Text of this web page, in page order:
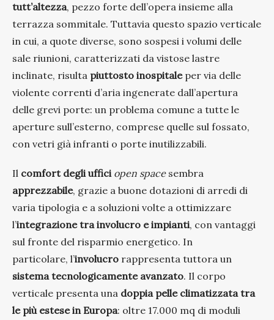
tutt’altezza, pezzo forte dell’opera insieme alla
terrazza sommitale. Tuttavia questo spazio verticale
in cui, a quote diverse, sono sospesi i volumi delle
sale riunioni, caratterizzati da vistose lastre
inclinate, risulta piuttosto inospitaleper via delle
violente correnti d’aria ingenerate dall’apertura
delle grevi porte: un problema comune a tutte le
aperture sull’esterno, comprese quelle sul fossato,
con vetri già infranti o porte inutilizzabili.
Il comfort degli uffici open spacesembra
apprezzabile, grazie a buone dotazioni di arredi di
varia tipologia e a soluzioni volte a ottimizzare
l’integrazione tra involucro e impianti, con vantaggi
sul fronte del risparmio energetico. In
particolare, l’involucro rappresenta tuttora un
sistema tecnologicamente avanzato. Il corpo
verticale presenta una doppia pelle climatizzata tra
le più estese in Europa: oltre 17.000 mq di moduli